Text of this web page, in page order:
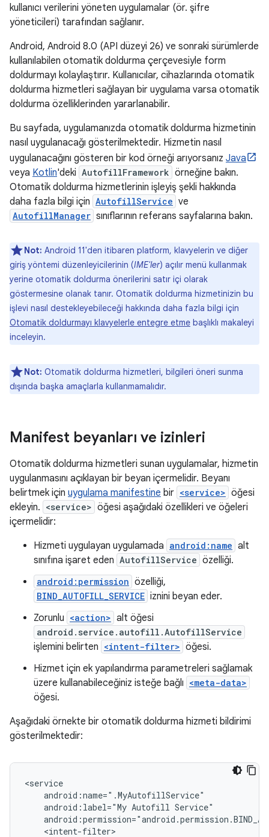
kullanıcı verilerini yöneten uygulamalar (ör. şifre
yöneticileri) tarafından sağlanır.
Android, Android 8.0 (API düzeyi 26) ve sonraki sürümlerde
kullanılabilen otomatik doldurma çerçevesiyle form
doldurmayı kolaylaştırır. Kullanıcılar, cihazlarında otomatik
doldurma hizmetleri sağlayan bir uygulama varsa otomatik
doldurma özelliklerinden yararlanabilir.
Bu sayfada, uygulamanızda otomatik doldurma hizmetinin
nasıl uygulanacağı gösterilmektedir. Hizmetin nasıl
uygulanacağını gösteren bir kod örneği arıyorsanız Java
veya Kotlin'deki AutofillFramework örneğine bakın.
Otomatik doldurma hizmetlerinin işleyiş şekli hakkında
daha fazla bilgi için AutofillService ve
AutofillManager sınıflarının referans sayfalarına bakın.
Not: Android 11'den itibaren platform, klavyelerin ve diğer
giriş yöntemi düzenleyicilerinin (IME'ler) açılır menü kullanmak
yerine otomatik doldurma önerilerini satır içi olarak
göstermesine olanak tanır. Otomatik doldurma hizmetinizin bu
işlevi nasıl destekleyebileceği hakkında daha fazla bilgi için
Otomatik doldurmayı klavyelerle entegre etme başlıklı makaleyi
inceleyin.
Not: Otomatik doldurma hizmetleri, bilgileri öneri sunma
dışında başka amaçlarla kullanmamalıdır.
Manifest beyanları ve izinleri
Otomatik doldurma hizmetleri sunan uygulamalar, hizmetin
uygulanmasını açıklayan bir beyan içermelidir. Beyanı
belirtmek için uygulama manifestine bir <service> öğesi
ekleyin. <service> öğesi aşağıdaki özellikleri ve öğeleri
içermelidir:
Hizmeti uygulayan uygulamada android:name alt
sınıfına işaret eden AutofillService özelliği.
android:permission özelliği,
BIND_AUTOFILL_SERVICE iznini beyan eder.
Zorunlu <action> alt öğesi
android.service.autofill.AutofillService
işlemini belirten <intent-filter> öğesi.
Hizmet için ek yapılandırma parametreleri sağlamak
üzere kullanabileceğiniz isteğe bağlı <meta-data>
öğesi.
Aşağıdaki örnekte bir otomatik doldurma hizmeti bildirimi
gösterilmektedir:
android:label="My Autofill